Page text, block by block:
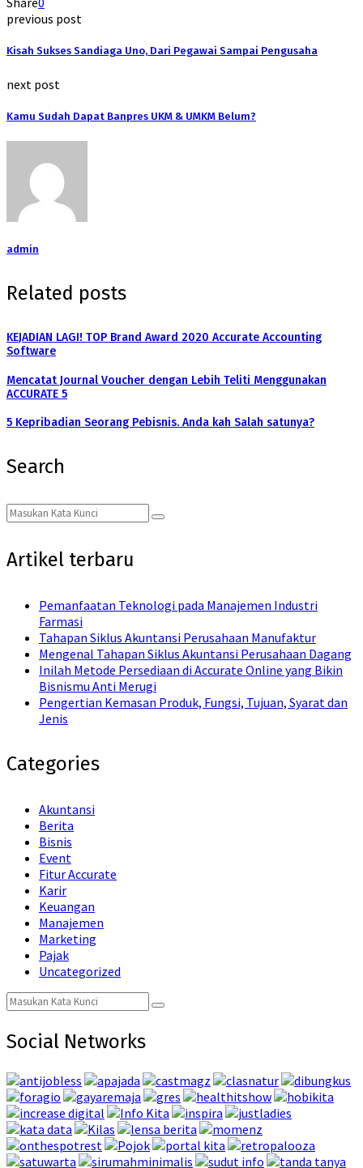
previous post
Kisah Sukses Sandiaga Uno, Dari Pegawai Sampai Pengusaha
next post
Kamu Sudah Dapat Banpres UKM & UMKM Belum?
admin
Related posts
KEJADIAN LAGI! TOP Brand Award 2020 Accurate Accounting
Software
Mencatat Journal Voucher dengan Lebih Teliti Menggunakan
ACCURATE 5
5 Kepribadian Seorang Pebisnis. Anda kah Salah satunya?
Search
Search
for:
Search
Artikel terbaru
Pemanfaatan Teknologi pada Manajemen Industri
Farmasi
Tahapan Siklus Akuntansi Perusahaan Manufaktur
Mengenal Tahapan Siklus Akuntansi Perusahaan Dagang
Inilah Metode Persediaan di Accurate Online yang Bikin
Bisnismu Anti Merugi
Pengertian Kemasan Produk, Fungsi, Tujuan, Syarat dan
Jenis
Categories
Akuntansi
Berita
Bisnis
Event
Fitur Accurate
Karir
Keuangan
Manajemen
Marketing
Pajak
Uncategorized
Search
for:
Search
Social Networks